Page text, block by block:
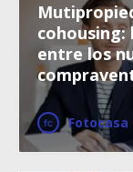
cohousing:
entre los
Fotocasa